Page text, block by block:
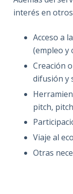
interés en
Acceso a
(empleo y
Creación
difusión y
pitch,
Viaje al
Otras